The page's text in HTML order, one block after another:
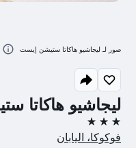
ليجاشيو هاكاتا
3 نجوم
فوكوكا، اليابان
صور لـ ليجاشيو هاكاتا ستيشن إيست